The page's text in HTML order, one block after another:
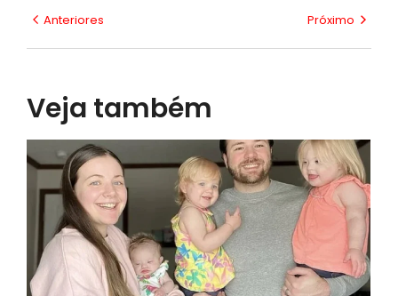
Anteriores Próximo
Veja também